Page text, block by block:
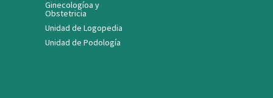
Ginecologíoa y
Obstetricia
Unidad de Logopedia
Unidad de Podología